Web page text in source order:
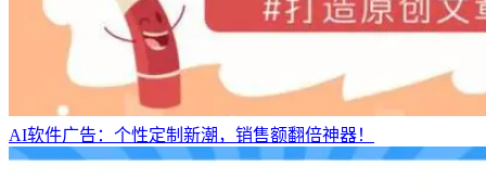
AI软件广告：个性定制新潮，销售额翻倍神器！